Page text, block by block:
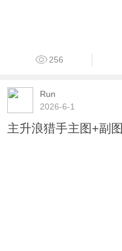
256
Run
2026-6-1
主升浪猎手主图+副图